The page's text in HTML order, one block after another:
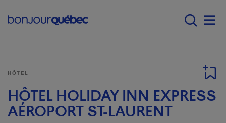
Main navigation -
HÔTEL
HÔTEL HOLIDAY INN EXPRESS
AÉROPORT ST-LAURENT